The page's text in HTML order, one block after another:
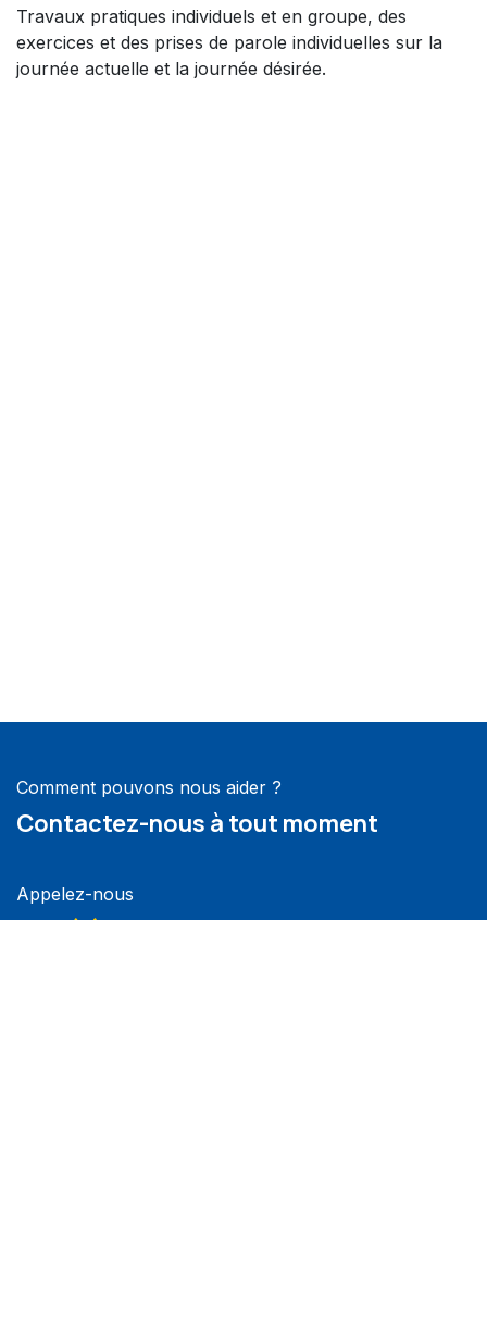
Travaux pratiques individuels et en groupe, des
exercices et des prises de parole individuelles sur la
journée actuelle et la journée désirée.
Comment pouvons nous aider ?
Contactez-nous à tout moment
Appelez-nous
+212 (0)6 60 77 61 76